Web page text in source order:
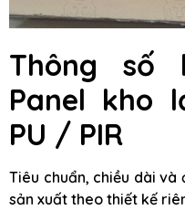
Thông số
Panel kho
PU / PIR
Tiêu chuẩn, chiều dài
sản xuất theo thiết kế